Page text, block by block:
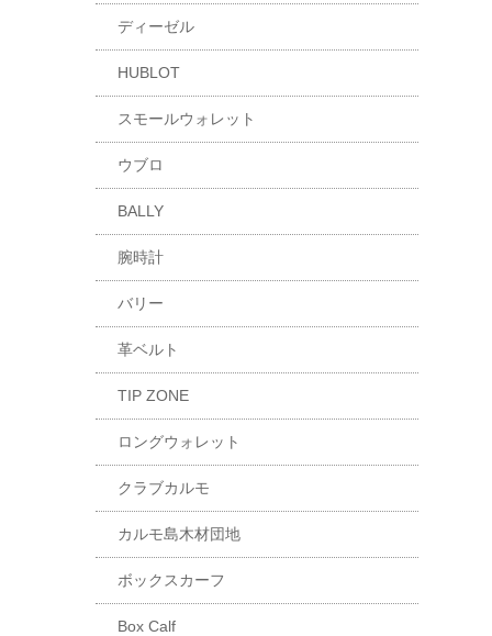
ディーゼル
HUBLOT
スモールウォレット
ウブロ
BALLY
腕時計
バリー
革ベルト
TIP ZONE
ロングウォレット
クラブカルモ
カルモ島木材団地
ボックスカーフ
Box Calf